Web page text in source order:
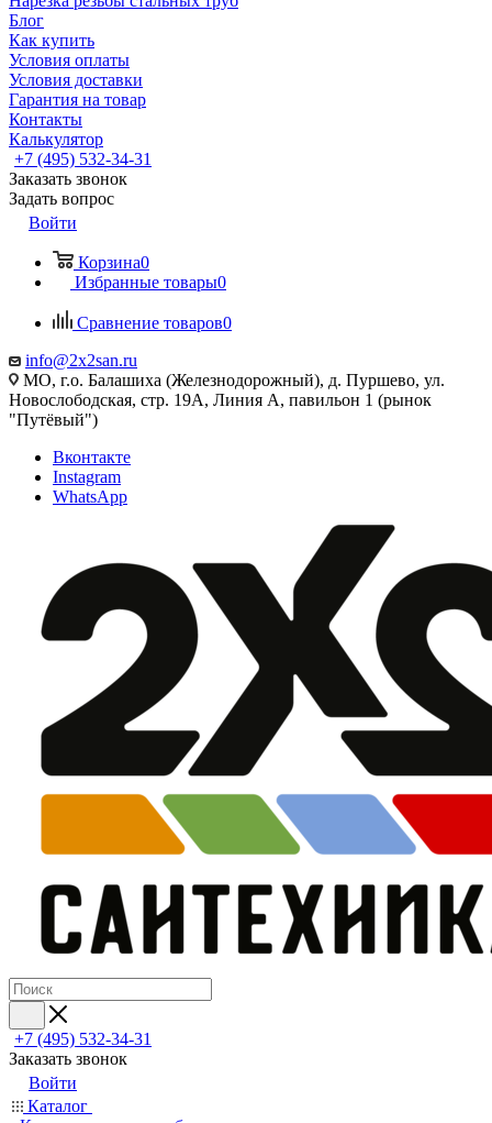
Блог
Как купить
Условия оплаты
Условия доставки
Гарантия на товар
Контакты
Калькулятор
+7 (495) 532‑34‑31
Заказать звонок
Задать вопрос
Войти
Корзина0
Избранные товары0
Сравнение товаров0
info@2x2san.ru
МО, г.о. Балашиха (Железнодорожный), д. Пуршево, ул.
Новослободская, стр. 19А, Линия А, павильон 1 (рынок
"Путёвый")
Вконтакте
Instagram
WhatsApp
+7 (495) 532‑34‑31
Заказать звонок
Войти
Каталог